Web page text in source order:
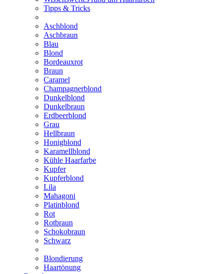
Tipps & Tricks
Aschblond
Aschbraun
Blau
Blond
Bordeauxrot
Braun
Caramel
Champagnerblond
Dunkelblond
Dunkelbraun
Erdbeerblond
Grau
Hellbraun
Honigblond
Karamellblond
Kühle Haarfarbe
Kupfer
Kupferblond
Lila
Mahagoni
Platinblond
Rot
Rotbraun
Schokobraun
Schwarz
Blondierung
Haartönung